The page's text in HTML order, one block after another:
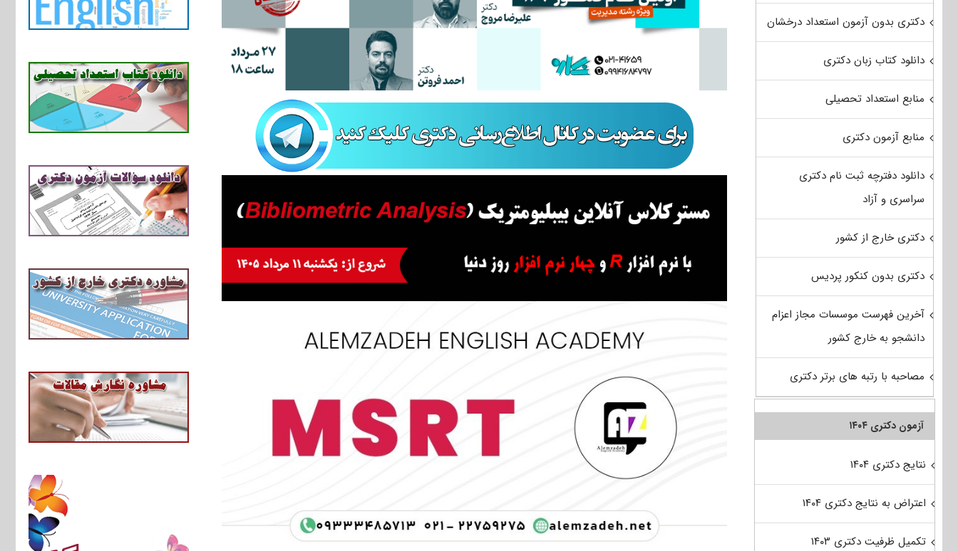
دکتری بدون آزمون استعداد درخشان
دانلود کتاب زبان دکتری
منابع استعداد تحصیلی
منابع آزمون دکتری
دانلود دفترچه ثبت نام دکتری
سراسری و آزاد
دکتری خارج از کشور
دکتری بدون کنکور پردیس
آخرین فهرست موسسات مجاز اعزام
دانشجو به خارج کشور
مصاحبه با رتبه های برتر دکتری
آزمون دکتری ۱۴۰۴
نتایج دکتری ۱۴۰۴
اعتراض به نتایج دکتری ۱۴۰۴
تکمیل ظرفیت دکتری ۱۴۰۳